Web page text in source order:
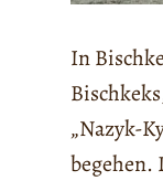
In
„Nazyk-
begehen.